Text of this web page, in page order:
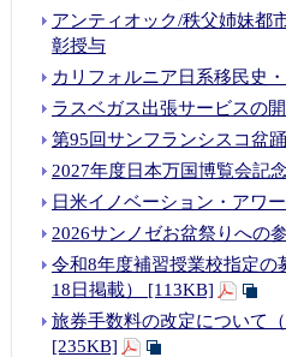
アンティオック/秩父姉妹都
彰授与
カリフォルニア日系移民史
ラスベガス出張サービスの
第95回サンフランシスコ盆
2027年度日本万国博覧会記
日米イノベーション・アワ
2026サンノゼお盆祭りへの
令和8年度補習授業校指定の
18日掲載） [113KB]
旅券手数料の改定について（
[235KB]